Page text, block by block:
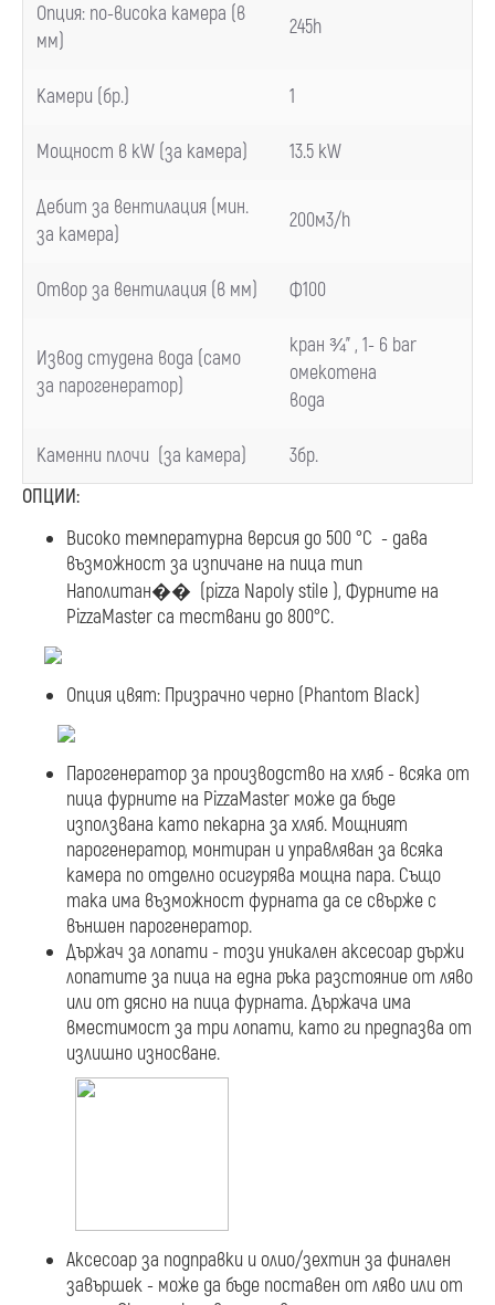
Опция: по-висока камера (в
мм)
245h
Камери (бр.) 1
Мощност в kW (за камера) 13.5 kW
Дебит за вентилация (мин.
за камера)
200м3/h
Отвор за вентилация (в мм) Ф100
Извод студена вода (само
за парогенератор)
кран ¾”, 1- 6 bar
омекотена
вода
Каменни плочи (за камера)
3бр.
ОПЦИИ:
Високо температурна версия до 500 °C - дава
възможност за изпичане на пица тип
Наполитан�� (pizza Napoly stile ), Фурните на
PizzaMaster са тествани до 800°C.
Опция цвят: Призрачно черно (Phantom Black)
Парогенератор за производство на хляб - всяка от
пица фурните на PizzaMaster може да бъде
използвана като пекарна за хляб. Мощният
парогенератор, монтиран и управляван за всяка
камера по отделно осигурява мощна пара. Също
така има възможност фурната да се свърже с
външен парогенератор.
Държач за лопати - този уникален аксесоар държи
лопатите за пица на една ръка разстояние от ляво
или от дясно на пица фурната. Държача има
вместимост за три лопати, като ги предпазва от
излишно износване.
Аксесоар за подправки и олио/зехтин за финален
завършек - може да бъде поставен от ляво или от